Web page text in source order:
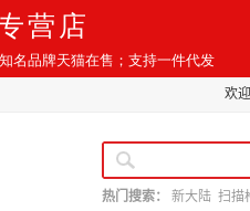
营店
名品牌天猫在售；支持一件代发
欢
热门搜索： 新大陆 扫描